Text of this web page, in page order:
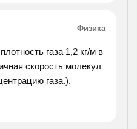
Физика
газа 1,2 кг/м в
скорость молекул
газа.).